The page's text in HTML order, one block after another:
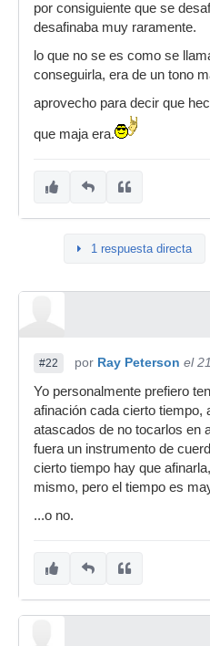
por consiguiente que se
desafinaba muy raramente.
lo que no se es como se
conseguirla, era de un tono
aprovecho para decir que
que maja era.
1 respuesta directa
#22 por Ray Peterson el
Yo personalmente prefiero
afinación cada cierto tiempo,
atascados de no tocarlos en
fuera un instrumento de
cierto tiempo hay que
mismo, pero el tiempo es
...o no.